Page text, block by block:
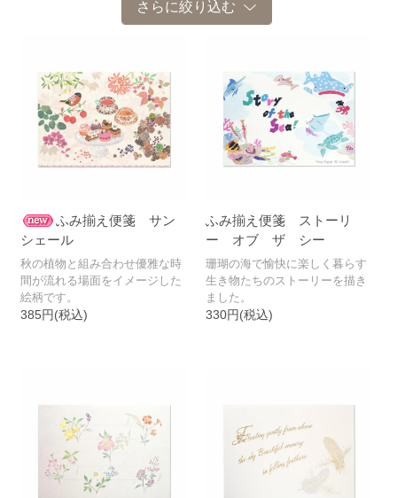
さらに絞り込む
ふみ揃え便箋 サン
シェール
秋の植物と組み合わせ優雅な時
間が流れる場面をイメージした
絵柄です。
385円(税込)
ふみ揃え便箋 ストーリ
ー オブ ザ シー
珊瑚の海で愉快に楽しく暮らす
生き物たちのストーリーを描き
ました。
330円(税込)